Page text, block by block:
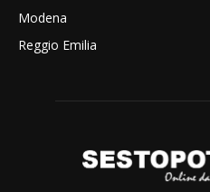
Modena
Reggio Emilia